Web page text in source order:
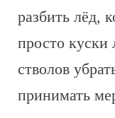
разбить лёд,
просто куски
стволов
принимать